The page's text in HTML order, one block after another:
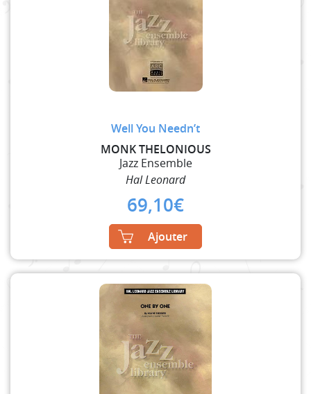
Well You Needn’t
MONK THELONIOUS
Jazz Ensemble
Hal Leonard
69,10€
Ajouter